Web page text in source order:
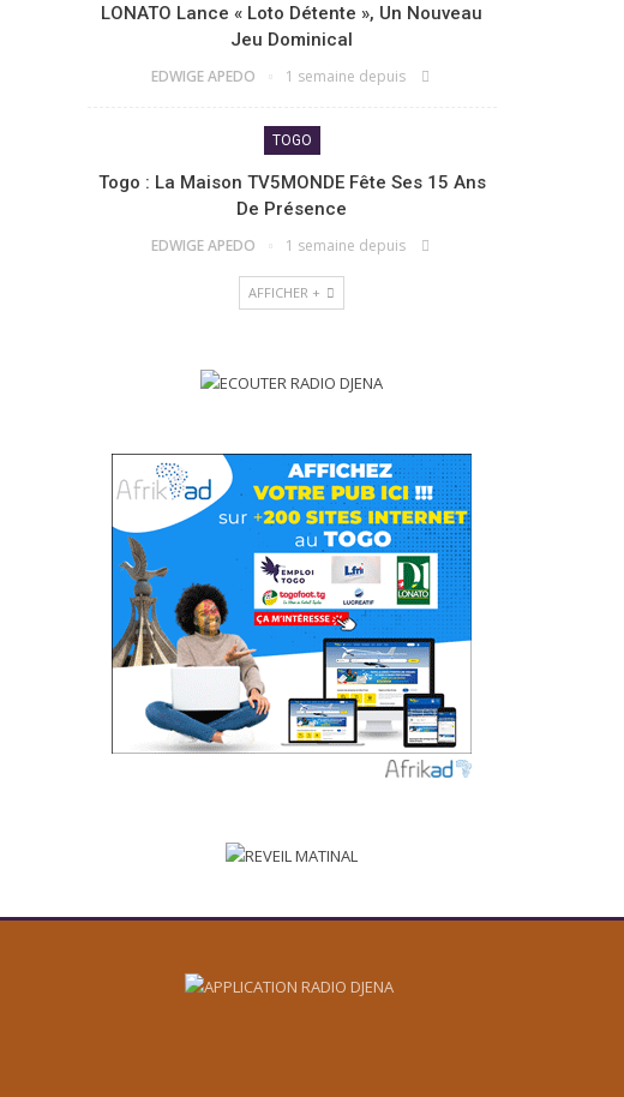
LONATO Lance « Loto Détente », Un Nouveau
Jeu Dominical
EDWIGE APEDO 1 semaine depuis
TOGO
Togo : La Maison TV5MONDE Fête Ses 15 Ans
De Présence
EDWIGE APEDO 1 semaine depuis
AFFICHER +